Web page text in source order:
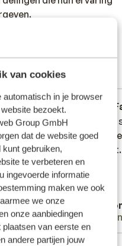
van cookies
automatisch in je browser
bezoekt.
Group GmbH
dat de website goed
gebruiken,
te verbeteren en
ingevoerde informatie
maken we ook
we onze
onze aanbiedingen
van eerste en
andere partijen jouw
weken geleden
uiterst
Bij
mogen
Tip neem
leuke
uiterst
Bij
mogen
Tip neem
leuke
Fijn
ontbijt.
Fijn
ontbijt.